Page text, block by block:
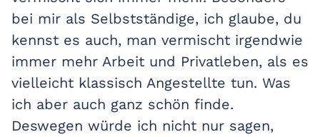
bei mir als Selbstständige, ich glaube, du
kennst es auch, man vermischt irgendwie
immer mehr Arbeit und Privatleben, als es
vielleicht klassisch Angestellte tun. Was
ich aber auch ganz schön finde.
Deswegen würde ich nicht nur sagen,